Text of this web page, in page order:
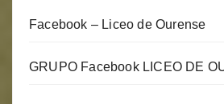
Facebook – Liceo de Ourense
GRUPO Facebook LICEO DE